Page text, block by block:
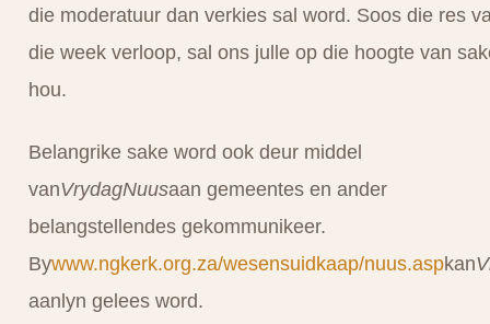
die moderatuur dan verkies sal word. Soos die res
die week verloop, sal ons julle op die hoogte van
hou.
Belangrike sake word ook deur middel
vanVrydagNuusaan gemeentes en ander
belangstellendes gekommunikeer.
Bywww.ngkerk.org.za/wesensuidkaap/nuus.aspkan
aanlyn gelees word.